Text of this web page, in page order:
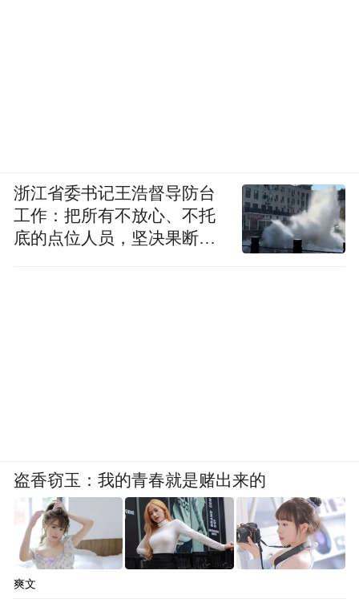
浙江省委书记王浩督导防台
工作：把所有不放心、不托
底的点位人员，坚决果断转
盗香窃玉：我的青春就是赌出来的
爽文